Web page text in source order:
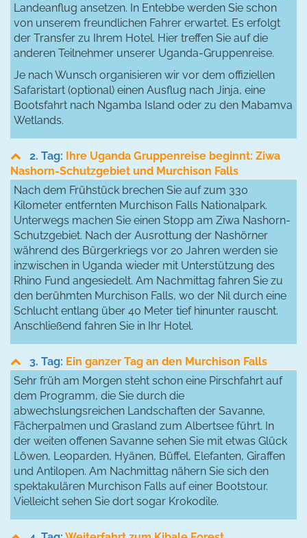
Landeanflug ansetzen. In Entebbe werden Sie schon
von unserem freundlichen Fahrer erwartet. Es erfolgt
der Transfer zu Ihrem Hotel. Hier treffen Sie auf die
anderen Teilnehmer unserer Uganda-Gruppenreise.
Je nach Wunsch organisieren wir vor dem offiziellen
Safaristart (optional) einen Ausflug nach Jinja, eine
Bootsfahrt nach Ngamba Island oder zu den Mabamva
Wetlands.
2. Tag: Ihre Uganda Gruppenreise beginnt: Ziwa
Nashorn-Schutzgebiet und Murchison Falls
Nach dem Frühstück brechen Sie auf zum 330
Kilometer entfernten Murchison Falls Nationalpark.
Unterwegs machen Sie einen Stopp am Ziwa Nashorn-
Schutzgebiet. Nach der Ausrottung der Nashörner
während des Bürgerkriegs vor 20 Jahren werden sie
inzwischen in Uganda wieder mit Unterstützung des
Rhino Fund angesiedelt. Am Nachmittag fahren Sie zu
den berühmten Murchison Falls, wo der Nil durch eine
Schlucht entlang über 40 Meter tief hinunter rauscht.
Anschließend fahren Sie in Ihr Hotel.
3. Tag: Ein ganzer Tag an den Murchison Falls
Sehr früh am Morgen steht schon eine Pirschfahrt auf
dem Programm, die Sie durch die
abwechslungsreichen Landschaften der Savanne,
Fächerpalmen und Grasland zum Albertsee führt. In
der weiten offenen Savanne sehen Sie mit etwas Glück
Löwen, Leoparden, Hyänen, Büffel, Elefanten, Giraffen
und Antilopen. Am Nachmittag nähern Sie sich den
spektakulären Murchison Falls auf einer Bootstour.
Vielleicht sehen Sie dort sogar Krokodile.